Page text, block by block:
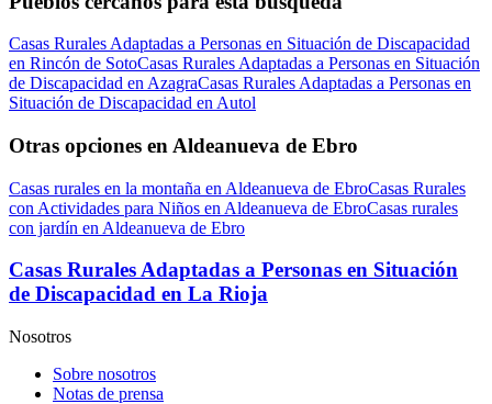
Casas Rurales Adaptadas a Personas en Situación de Discapacidad
en Rincón de SotoCasas Rurales Adaptadas a Personas en Situación
de Discapacidad en AzagraCasas Rurales Adaptadas a Personas en
Situación de Discapacidad en Autol
Otras opciones en Aldeanueva de Ebro
Casas rurales en la montaña en Aldeanueva de EbroCasas Rurales
con Actividades para Niños en Aldeanueva de EbroCasas rurales
con jardín en Aldeanueva de Ebro
Casas Rurales Adaptadas a Personas en Situación
de Discapacidad en La Rioja
Nosotros
Sobre nosotros
Notas de prensa